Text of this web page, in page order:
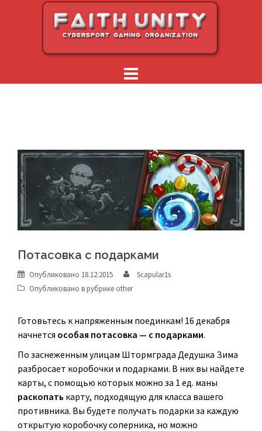
Потасовка с подарками
Опубликовано 18.12.2015
Scapular1s
Опубликовано в рубрике other
Готовьтесь к напряженным поединкам! 16 декабря
начнется особая потасовка — c подарками.
По заснеженным улицам Штормграда Дедушка Зима
разбросает коробочки и подарками. В них вы найдете
карты, с помощью которых можно за 1 ед. маны
раскопать карту, подходящую для класса вашего
противника. Вы будете получать подарки за каждую
открытую коробочку соперника, но можно